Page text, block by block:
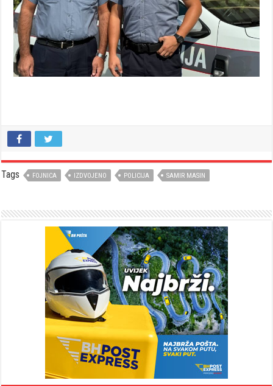
Tags FOJNICA IZDVOJENO POLICIJA SAMIR MASIN